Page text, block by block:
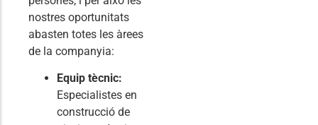
nostres oportunitats
abasten totes les àrees
de la companyia:
Equip tècnic:
Especialistes en
construcció de